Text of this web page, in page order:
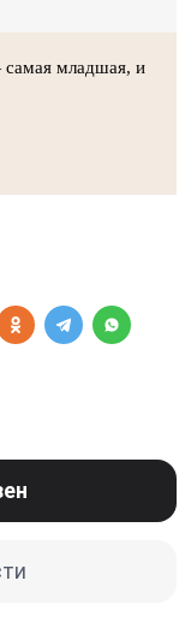
младшая, и